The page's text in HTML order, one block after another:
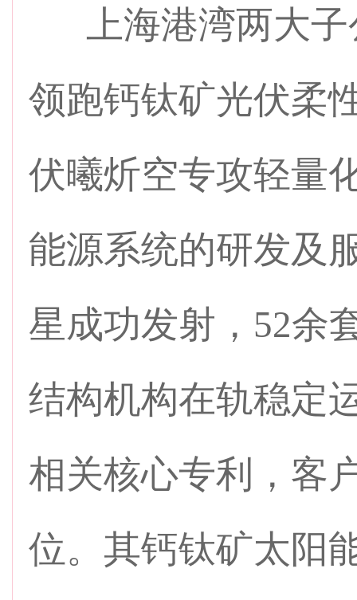
上海港湾两大子
领跑钙钛矿光伏柔
伏曦炘空专攻轻量
能源系统的研发及
星成功发射，52余
结构机构在轨稳定
相关核心专利，客
位。其钙钛矿太阳